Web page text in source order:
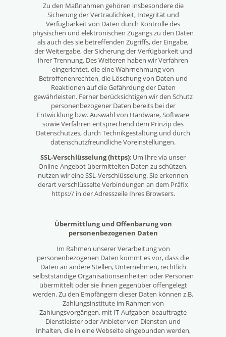
Zu den Maßnahmen gehören insbesondere die
Sicherung der Vertraulichkeit, Integrität und
Verfügbarkeit von Daten durch Kontrolle des
physischen und elektronischen Zugangs zu den Daten
als auch des sie betreffenden Zugriffs, der Eingabe,
der Weitergabe, der Sicherung der Verfügbarkeit und
ihrer Trennung. Des Weiteren haben wir Verfahren
eingerichtet, die eine Wahrnehmung von
Betroffenenrechten, die Löschung von Daten und
Reaktionen auf die Gefährdung der Daten
gewährleisten. Ferner berücksichtigen wir den Schutz
personenbezogener Daten bereits bei der
Entwicklung bzw. Auswahl von Hardware, Software
sowie Verfahren entsprechend dem Prinzip des
Datenschutzes, durch Technikgestaltung und durch
datenschutzfreundliche Voreinstellungen.
SSL-Verschlüsselung (https): Um Ihre via unser
Online-Angebot übermittelten Daten zu schützen,
nutzen wir eine SSL-Verschlüsselung. Sie erkennen
derart verschlüsselte Verbindungen an dem Präfix
https:// in der Adresszeile Ihres Browsers.
Übermittlung und Offenbarung von
personenbezogenen Daten
Im Rahmen unserer Verarbeitung von
personenbezogenen Daten kommt es vor, dass die
Daten an andere Stellen, Unternehmen, rechtlich
selbstständige Organisationseinheiten oder Personen
übermittelt oder sie ihnen gegenüber offengelegt
werden. Zu den Empfängern dieser Daten können z.B.
Zahlungsinstitute im Rahmen von
Zahlungsvorgängen, mit IT-Aufgaben beauftragte
Dienstleister oder Anbieter von Diensten und
Inhalten, die in eine Webseite eingebunden werden,